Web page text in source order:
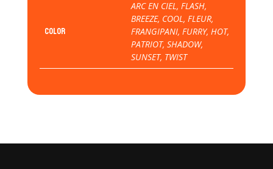
COLOR
ARC EN CIEL, FLASH,
BREEZE, COOL, FLEUR,
FRANGIPANI, FURRY, HOT,
PATRIOT, SHADOW,
SUNSET, TWIST